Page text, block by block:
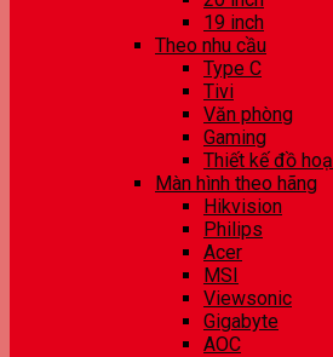
19 inch
Theo nhu cầu
Type C
Tivi
Văn phòng
Gaming
Thiết kế đồ hoạ
Màn hình theo hãng
Hikvision
Philips
Acer
MSI
Viewsonic
Gigabyte
AOC